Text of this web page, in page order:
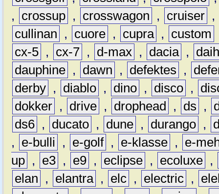
,
crossup , crosswagon , cruiser ,
cullinan
, cuore , cupra , custom
cx-5 , cx-7 , d-max , dacia ,
dauphine , dawn , defektes ,
derby , diablo , dino , disco ,
dokker , drive , drophead , ds ,
ds6 , ducato , dune , durango ,
,
e-bulli , e-golf , e-klasse ,
e-
up , e3 , e9 , eclipse , ecoluxe ,
elan
, elantra , elc , electric ,